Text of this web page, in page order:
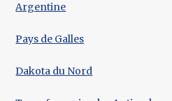
Argentine
Pays de Galles
Dakota du Nord